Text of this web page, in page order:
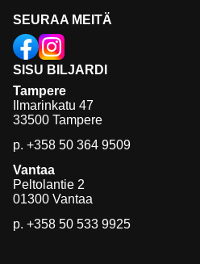
SISU BILJARDI
Tampere
Ilmarinkatu 47
33500 Tampere
p. +358 50 364 9509
Vantaa
Peltolantie 2
01300 Vantaa
p. +358 50 533 9925
SEURAA MEITÄ